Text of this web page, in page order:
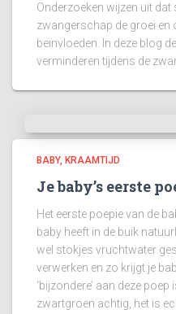
Onderzoeken wijzen uit
zwangerschap de groei en
beïnvloeden. In deze blog
verminderen tijdens de
BABY KRAAMTIJD
Je baby’s eerste
Het eerste poepie van de
baby heeft in de buik
wel stokjes vruchtwater
verwerken en zo krijgt je
‘bijzondere’ aan deze poep
zwartgroen achtig, het is